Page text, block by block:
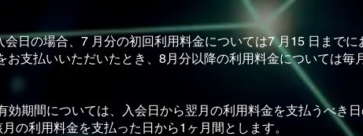
会⽇の場合、7 ⽉分の初回利⽤料⾦については7 ⽉15 ⽇まで
お⽀払いいただいたとき、8⽉分以降の利⽤料⾦については毎
効期間については、⼊会⽇から翌⽉の利⽤料⾦を⽀払うべき
の利⽤料⾦を⽀払った⽇から1ヶ⽉間とします。